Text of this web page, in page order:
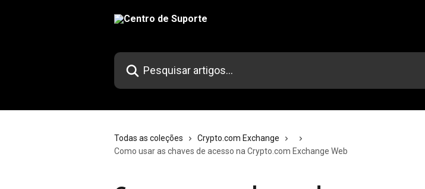
Pesquisar artigos...
Todas as coleções
Crypto.com Exchange
Como usar as chaves de acesso na Crypto.com Exchange Web